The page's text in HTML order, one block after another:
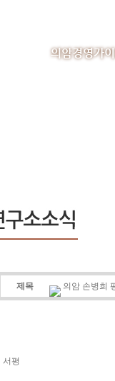
의암경영가
제목 의암 손병희
서평